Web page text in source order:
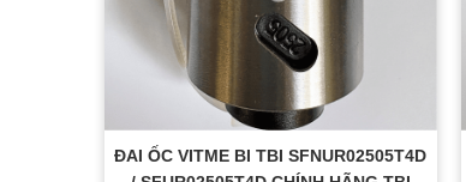
ĐAI ỐC VITME BI TBI SFNUR02505T4D